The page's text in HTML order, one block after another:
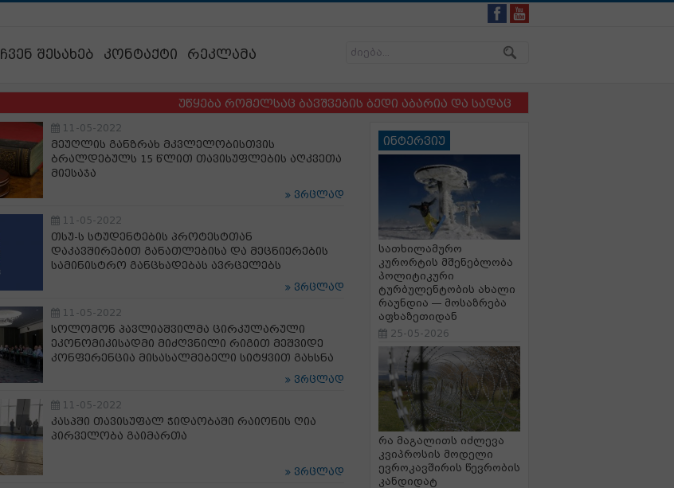
ჩვენ შესახებ კონტაქტი რეკლამა
უწყება რომელსაც ბავშვების ბედი აბარია და სადაც ბავშვსა და ძაღლს
11-05-2022
მეუღლის განზრახ მკვლელობისთვის
ბრალდებულს 15 წლით თავისუფლების აღკვეთა
მიესაჯა
ვრცლად
11-05-2022
თსუ-ს სტუდენტების პროტესტთან
დაკავშირებით განათლებისა და მეცნიერების
სამინისტრო განცხადებას ავრცელებს
ვრცლად
11-05-2022
სოლომონ პავლიაშვილმა ცირკულარული
ეკონომიკისადმი მიძღვნილი რიგით მეშვიდე
კონფერენცია მისასალმებელი სიტყვით გახსნა
ვრცლად
11-05-2022
კასპში თავისუფალ ჭიდაობაში რაიონის ღია
პირველობა გაიმართა
ვრცლად
ინტერვიუ
სათხილამურო
კურორტის მშენებლობა
პოლიტიკური
ტურბულენტობის ახალი
რაუნდია — მოსაზრება
აფხაზეთიდან
25-05-2026
რა მაგალითს იძლევა
კვიპროსის მოდელი
ევროკავშირის წევრობის
კანდიდატ